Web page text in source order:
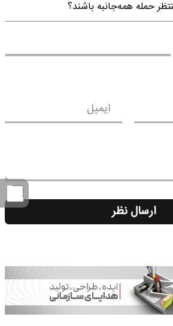
حمله همه‌جانبه باشند؟
ایمیل
ارسال نظر